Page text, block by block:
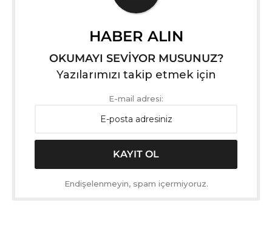
HABER ALIN
OKUMAYI SEVİYOR MUSUNUZ?
Yazılarımızı takip etmek için
E-mail adresi:
Endişelenmeyin, spam içermiyoruz.